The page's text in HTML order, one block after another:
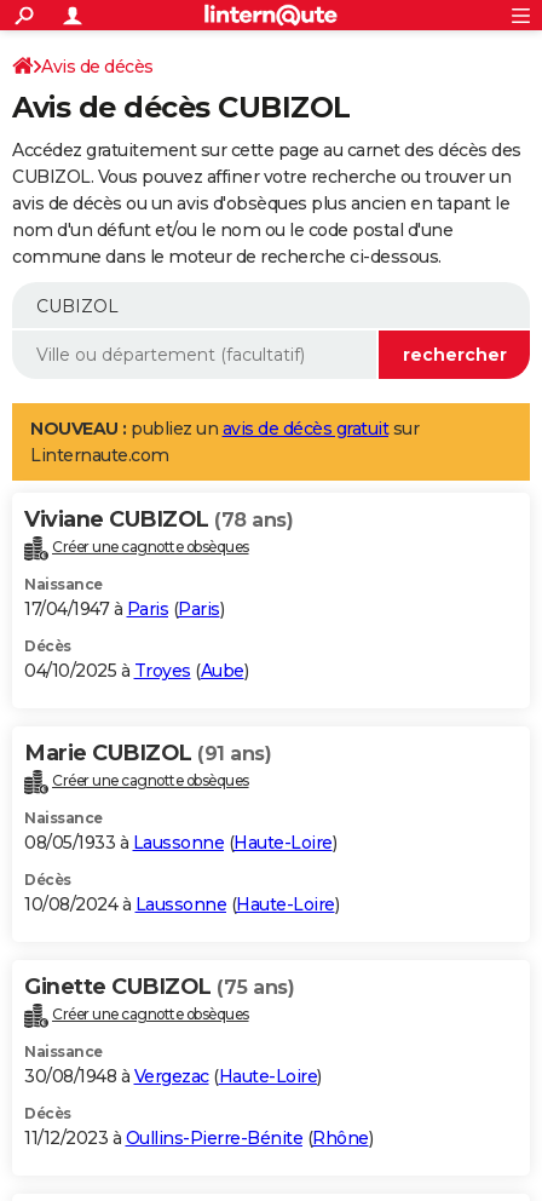
ACTUALITÉS
Politique
Société
Faits Divers
Education
Monde
Villes
+
SPORT
Coupe du monde 2026
Football
Tennis
Cyclisme
Rugby
Forum
Programme TV
TNT
Streaming
Cinéma
Sorties cinéma
Musique
+
FINANCE
Retraite
Epargne
Immobilier
Risques naturels par ville
Banque
Assurance
AUTO
Essais
Réserver un essai
Citadines
Berlines
SUV
Forum auto
+
Mobiles
Meilleur smartphone
Internet
Ordinateurs
Jeux vidéo
Guide high-tech
Aménagement intérieur
LIFESTYLE
Art de vivre
Bien-être
Loisirs
Mode
Modes de vie
Alimentation
Guide de la santé
Maladies
Médicaments
Sommeil
VOYAGE
Destinations
City break
Voyage nature
Voyage de noces
Forum
Climat
+PHOTO
GUIDES D'ACHAT
BONS PLANS
Carte de Noël
Carte Bonne année
Carte Saint-Valentin
Carte Pâques
Carte d'anniversaire
DICTIONNAIRE
Dictionnaire
Biographies
Citations
Expressions
Proverbes
PROGRAMME TV
S'inscrire
Se connecter
Lycées
Collèges
Primaires
Universités
Entreprises
Service militaire
Avis de recherche
AVIS DE DÉCÈS
Bricolage
Lifestyle
Culture
Sport
Auto
Television
Voyage
Cinema
Avis de décès
Avis de décès CUBIZOL
Accédez gratuitement sur cette page au carnet des décès des
CUBIZOL. Vous pouvez affiner votre recherche ou trouver un
avis de décès ou un avis d'obsèques plus ancien en tapant le
nom d'un défunt et/ou le nom ou le code postal d'une
commune dans le moteur de recherche ci-dessous.
NOUVEAU : publiez un avis de décès gratuitsur
Linternaute.com
Viviane CUBIZOL (78 ans)
Créer une cagnotte obsèques
Naissance
17/04/1947 à Paris (Paris)
Décès
04/10/2025 à Troyes (Aube)
Marie CUBIZOL (91 ans)
Créer une cagnotte obsèques
Naissance
08/05/1933 à Laussonne (Haute-Loire)
Décès
10/08/2024 à Laussonne (Haute-Loire)
Ginette CUBIZOL (75 ans)
Créer une cagnotte obsèques
Naissance
30/08/1948 à Vergezac(Haute-Loire)
Décès
11/12/2023 à Oullins-Pierre-Bénite (Rhône)